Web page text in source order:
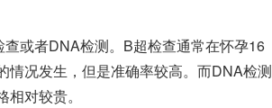
或者DNA检测。B超检查通常在怀孕16
情况发生，但是准确率较高。而DNA检测
对较贵。